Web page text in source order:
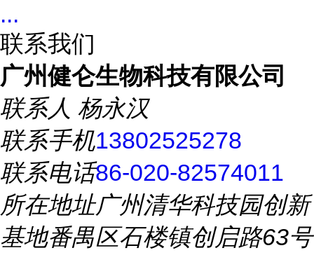
...
联系我们
广州健仑生物科技有限公司
联系人 杨永汉
联系手机13802525278
联系电话86-020-82574011
所在地址广州清华科技园创新
基地番禺区石楼镇创启路63号